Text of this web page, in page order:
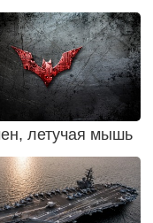
летучая мышь